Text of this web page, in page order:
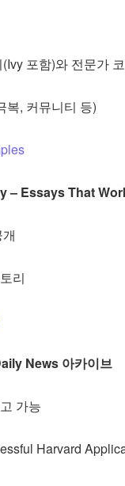
포함)와 전문가
복, 커뮤니티 등)
– Essays That
리
News 아카이브
가능
Harvard